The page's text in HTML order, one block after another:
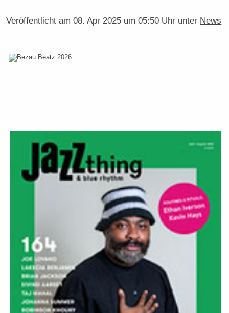
Veröffentlicht am08. Apr 2025 um 05:50 Uhr unter News